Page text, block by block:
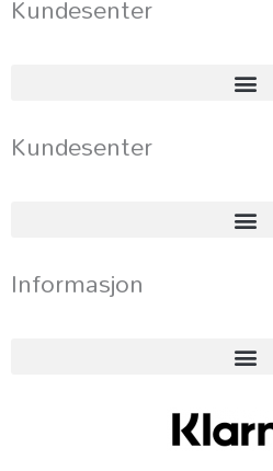
Kundesenter
Informasjon